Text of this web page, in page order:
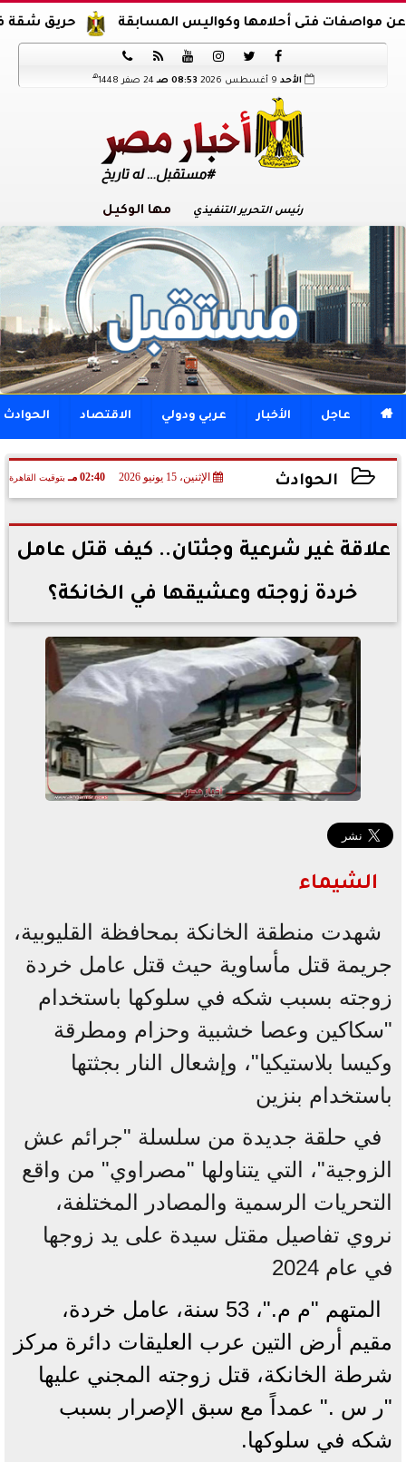
حريق شقة في الدرب أحلامها وكواليس المسابقة






الأحد 08:53 صـ 24 صفر 1448 هـ
رئيس التحرير التنفيذي مها الوكيل
 عاجل الأخبار عربي ودولي الاقتصاد الحوادث
الحوادث الإثنين، 15 يونيو 2026 02:40 مـ بتوقيت القاهرة
2026-06-15 14:40:54
علاقة غير شرعية وجثتان.. كيف قتل عامل
خردة زوجته وعشيقها في الخانكة؟
الشيماء
شهدت منطقة الخانكة بمحافظة القليوبية،
جريمة قتل مأساوية حيث قتل عامل خردة
زوجته بسبب شكه في سلوكها باستخدام
"سكاكين وعصا خشبية وحزام ومطرقة
وكيسا بلاستيكيا"، وإشعال النار بجثتها
باستخدام بنزين
في حلقة جديدة من سلسلة "جرائم عش
الزوجية"، التي يتناولها "مصراوي" من واقع
التحريات الرسمية والمصادر المختلفة،
نروي تفاصيل مقتل سيدة على يد زوجها
في عام 2024
المتهم "م م."، 53 سنة، عامل خردة،
مقيم أرض التين عرب العليقات دائرة مركز
شرطة الخانكة، قتل زوجته المجني عليها
"ر س ." عمداً مع سبق الإصرار بسبب
شكه في سلوكها.